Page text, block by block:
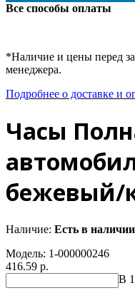
Все способы оплаты
*Наличие и цены перед
менеджера.
Подробнее о доставке и
Часы
бежевый/
Наличие: Есть в
Модель: 1-000000246
416.59 р.
В